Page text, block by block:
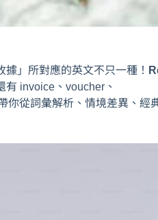
」所對應的英文不只一種！
invoice、voucher、
你從詞彙解析、情境差異、經